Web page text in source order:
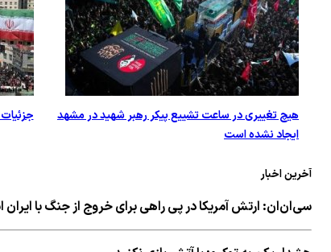
هیچ تغییری در ساعت تشییع پیکر رهبر شهید در مشهد
ایجاد نشده است
آخرین اخبار
سی‌ان‌ان: ارتش آمریکا در پی راهی برای خروج از جنگ با